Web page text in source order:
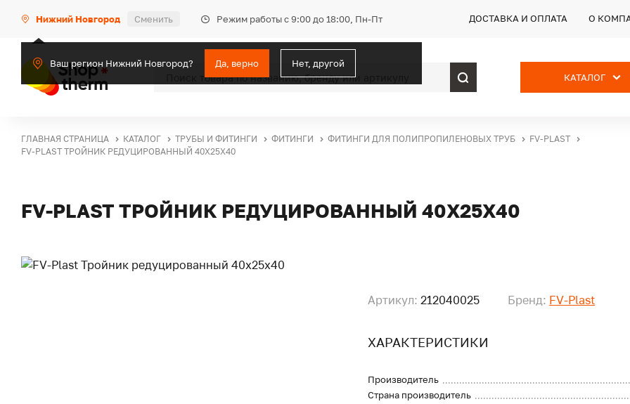
Нижний Новгород Сменить Режим работы с 9:00 до 18:00, Пн-Пт
Ваш регион Нижний Новгород? Да, верно Нет, другой
ДОСТАВКА И ОПЛАТА О
КАТАЛОГ
ГЛАВНАЯ СТРАНИЦА КАТАЛОГ ТРУБЫ И ФИТИНГИ ФИТИНГИ ФИТИНГИ ДЛЯ ПОЛИПРОПИЛЕНОВЫХ ТРУБ
FV-PLAST
FV-PLAST ТРОЙНИК РЕДУЦИРОВАННЫЙ 40Х25Х40
FV-PLAST ТРОЙНИК РЕДУЦИРОВАННЫЙ 40Х25Х40
Артикул: 212040025 Бренд: FV-Plast
ХАРАКТЕРИСТИКИ
Производитель
Страна производитель